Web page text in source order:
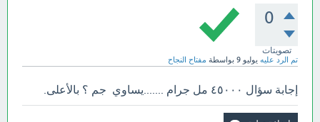
0
تصويتات
تم الرد عليه يوليو 9 بواسطة مفتاح النجاح
إجابة سؤال ٤٥٠٠٠ مل جرام .......يساوي جم ؟ بالأعلى.